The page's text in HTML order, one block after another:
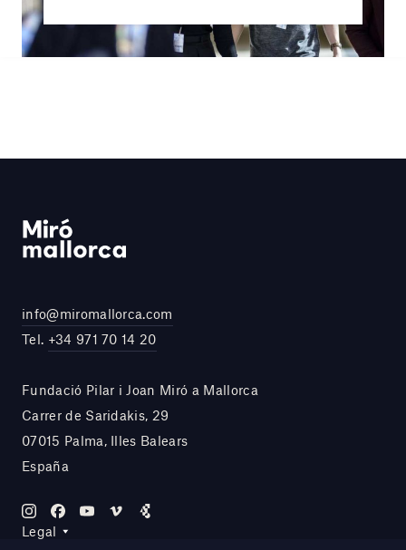
info@miromallorca.com
Tel. +34 971 70 14 20
Fundació Pilar i Joan Miró a Mallorca
Carrer de Saridakis, 29
07015 Palma, Illes Balears
España
Legal